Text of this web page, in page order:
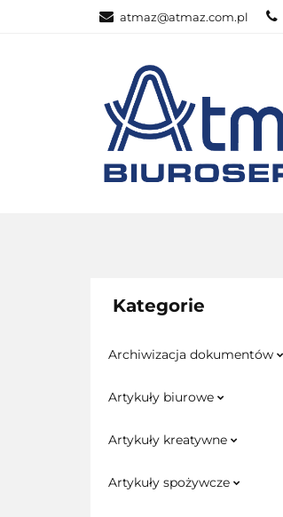
atmaz@atmaz.com.pl
Kategorie
Archiwizacja dokumentów
Artykuły biurowe
Artykuły kreatywne
Artykuły spożywcze